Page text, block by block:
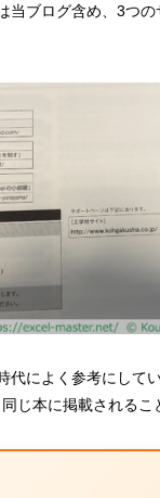
当ブログ含め、 3つの
代によく参考にして
じ本に掲載されるこ